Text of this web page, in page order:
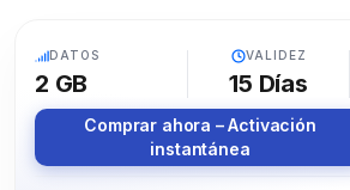
DATOS
2 GB
VALIDEZ
15 Días
Comprar ahora – Activación
instantánea